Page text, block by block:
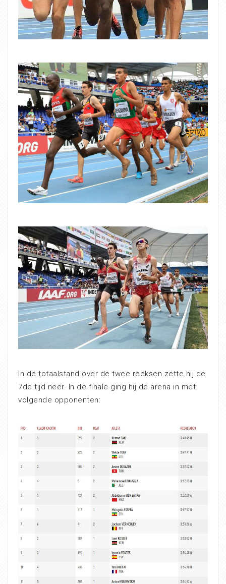
In de totaalstand over de twee reeksen zette hij de
7de tijd neer. In de finale ging hij de arena in met
volgende opponenten: